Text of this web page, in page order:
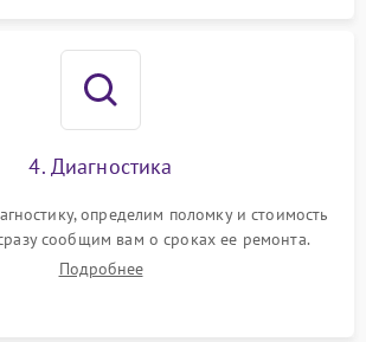
4. Диагностика
определим поломку и стоимость
сообщим вам о сроках ее ремонта.
Подробнее